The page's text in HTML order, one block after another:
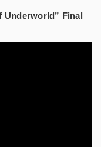
Underworld” Final